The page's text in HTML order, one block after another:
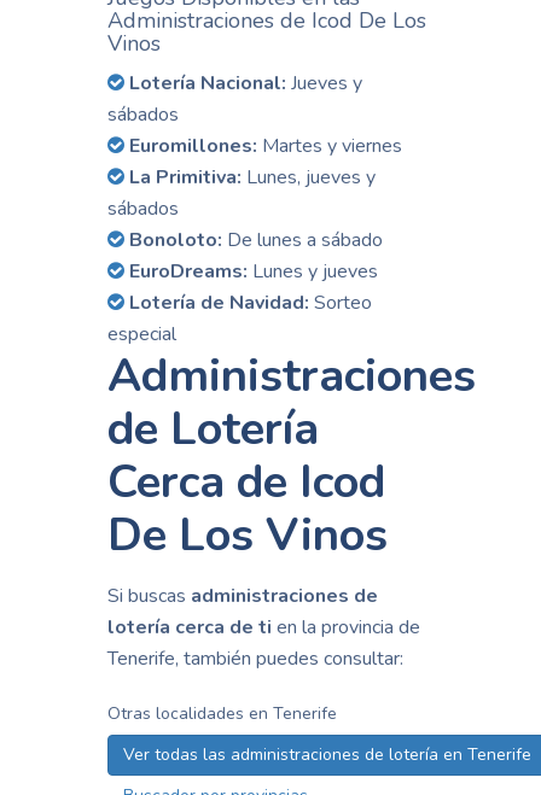
Administraciones de Icod De Los
Vinos
Lotería Nacional: Jueves y
sábados
Euromillones: Martes y viernes
La Primitiva: Lunes, jueves y
sábados
Bonoloto: De lunes a sábado
EuroDreams: Lunes y jueves
Lotería de Navidad: Sorteo
especial
Administraciones
de Lotería
Cerca de Icod
De Los Vinos
Si buscas administraciones de
lotería cerca de ti en la provincia de
Tenerife, también puedes consultar:
Otras localidades en Tenerife
Ver todas las administraciones de lotería en Tenerife